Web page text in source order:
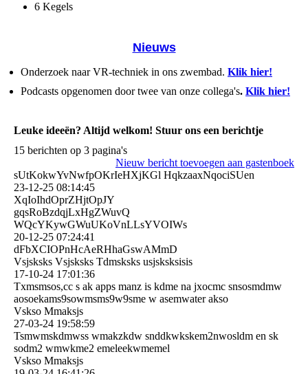
6 Kegels
Nieuws
Onderzoek naar VR-techniek in ons zwembad. Klik hier!
Podcasts opgenomen door twee van onze collega's. Klik hier!
Leuke ideeën? Altijd welkom! Stuur ons een berichtje
15 berichten op 3 pagina's
Nieuw bericht toevoegen aan gastenboek
sUtKokwYvNwfpOKrIeHXjKGl HqkzaaxNqociSUen
23-12-25 08:14:45
XqIoIhdOprZHjtOpJY
gqsRoBzdqjLxHgZWuvQ
WQcYKywGWuUKoVnLLsYVOIWs
20-12-25 07:24:41
dFbXCIOPnHcAeRHhaGswAMm­D
Vsjsksks Vsjsksks Tdmsksks usjsksksisis
17-10-24 17:01:36
Txmsmsos,cc s ak apps manz is kdme na jxocmc snsosmdmw
aosoekams9sowmsms9w9sme w asemwater akso
Vskso Mmaksjs
27-03-24 19:58:59
Tsmwmskdmwss wmakzkdw snddkwkskem2nwosldm en sk
sodm2 wmwkme2 emeleekwmemel
Vskso Mmaksjs